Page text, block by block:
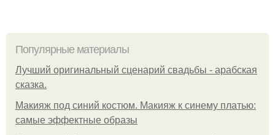
Популярные материалы
Лучший оригинальный сценарий свадьбы - арабская
сказка.
Макияж под синий костюм. Макияж к синему платью:
самые эффектные образы